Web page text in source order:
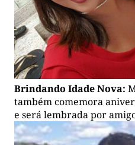
Brindando Idade Nova:
também comemora
e será lembrada por